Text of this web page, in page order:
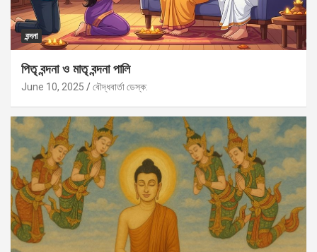
বন্দনা
পিতৃ বন্দনা ও মাতৃ বন্দনা পালি
June 10, 2025 বৌদ্ধবার্তা ডেস্ক: